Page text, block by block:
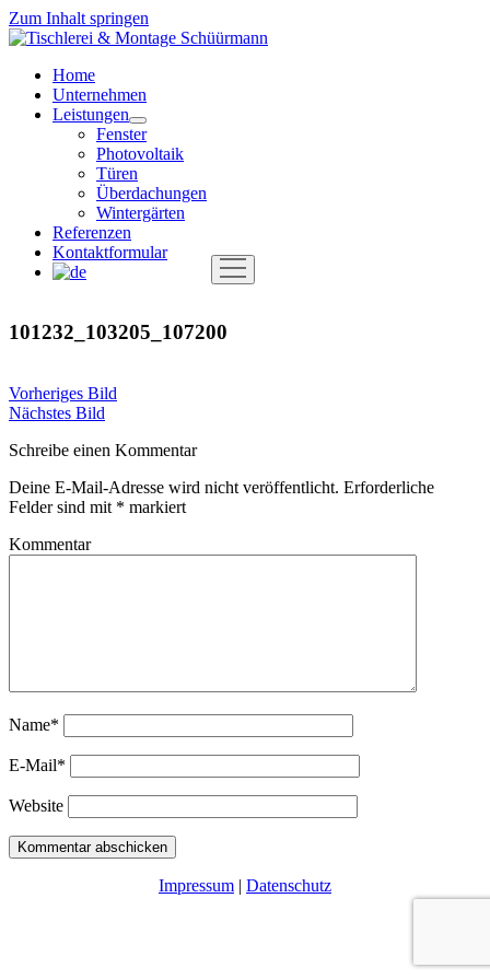
Zum Inhalt springen
Tischlerei
Montage
Schüürmann
Home
Unternehmen
Leistungen
Menü
öffnen
Fenster
Photovoltaik
Türen
Überdachungen
Wintergärten
Referenzen
Kontaktformular
Menü
öffnen
101232_103205_107200
Vorheriges Bild
Nächstes Bild
Schreibe einen Kommentar
Deine E-Mail-Adresse wird nicht veröffentlicht. Erforderliche
Felder sind mit * markiert
Kommentar
Name*
E-Mail*
Website
Impressum | Datenschutz